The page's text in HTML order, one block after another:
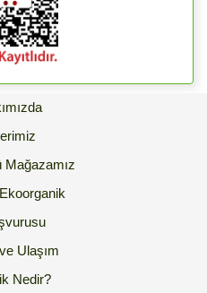
Mağazamız
Ulaşım
Nedir?